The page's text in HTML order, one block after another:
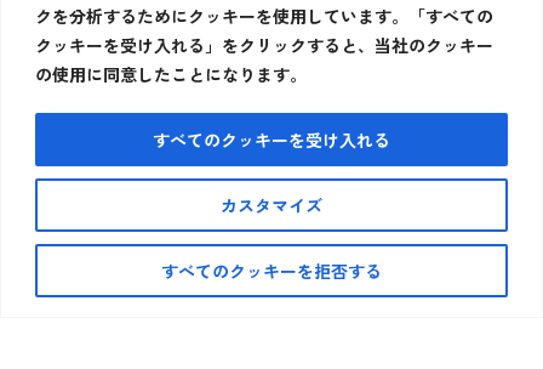
クを分析するためにクッキーを使用しています。「すべての
クッキーを受け入れる」をクリックすると、当社のクッキー
の使用に同意したことになります。
カスタマイズ
すべてのクッキーを拒否する
すべてのクッキーを受け入れる